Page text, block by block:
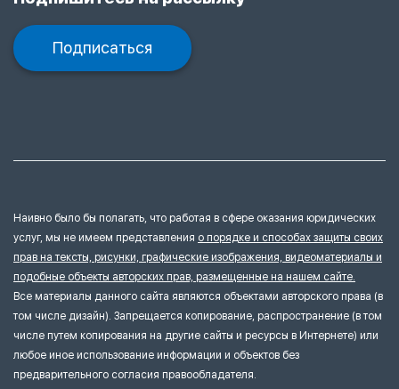
Подписаться
Наивно было бы полагать, что работая в сфере оказания юридических
услуг, мы не имеем представления о порядке и способах защиты своих
прав на тексты, рисунки, графические изображения, видеоматериалы и
подобные объекты авторских прав, размещенные на нашем сайте.
Все материалы данного сайта являются объектами авторского права (в
том числе дизайн). Запрещается копирование, распространение (в том
числе путем копирования на другие сайты и ресурсы в Интернете) или
любое иное использование информации и объектов без
предварительного согласия правообладателя.